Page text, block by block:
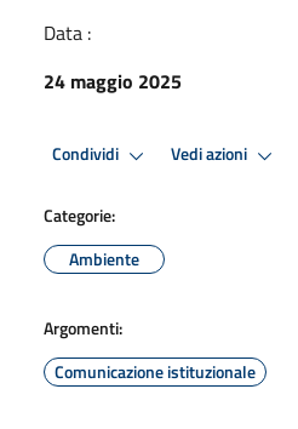
Data :
24 maggio 2025
Condividi Vedi azioni
Categorie:
Ambiente
Argomenti:
Comunicazione istituzionale